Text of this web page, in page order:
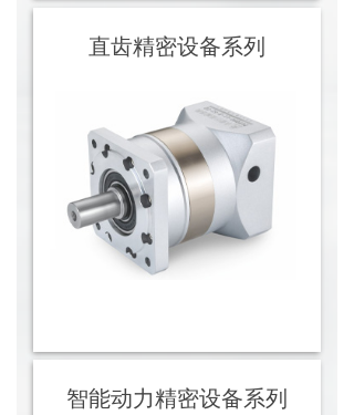
直齿精密设备系列
智能动力精密设备系列